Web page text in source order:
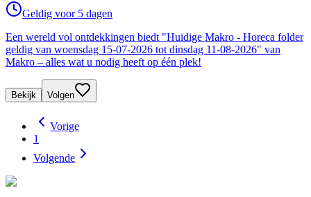
Geldig voor 5 dagen
Een wereld vol ontdekkingen biedt "Huidige Makro - Horeca folder
geldig van woensdag 15-07-2026 tot dinsdag 11-08-2026" van
Makro – alles wat u nodig heeft op één plek!
Bekijk Volgen
Vorige
1
Volgende